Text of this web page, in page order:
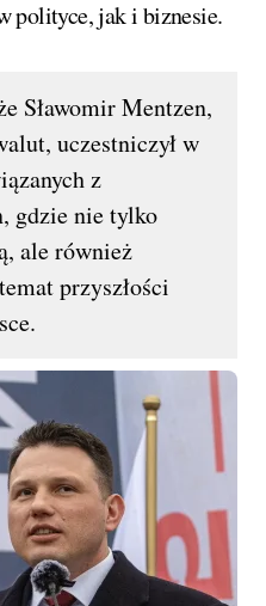
polityce, jak i biznesie.
Sławomir Mentzen,
uczestniczył w
z
gdzie nie tylko
ale również
przyszłości